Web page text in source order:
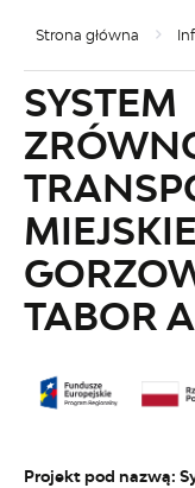
Strona główna
SYSTEM
TABOR
Projekt pod nazwą: